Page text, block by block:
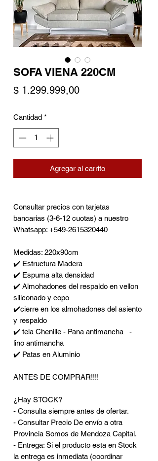
SOFA VIENA 220CM
$ 1.299.999,00Precio
Cantidad *
Agregar al carrito
Consultar precios con tarjetas
bancarias (3-6-12 cuotas) a nuestro
Whatsapp: +549-2615320440
Medidas: 220x90cm
✔️ Estructura Madera
✔️ Espuma alta densidad
✔️ Almohadones del respaldo en vellon
siliconado y copo
✔️cierre en los almohadones del asiento
y respaldo
✔️ tela Chenille - Pana antimancha -
lino antimancha
✔️ Patas en Aluminio
ANTES DE COMPRAR!!!!
¿Hay STOCK?
- Consulta siempre antes de ofertar.
- Consultar Precio De envío a otra
Provincia Somos de Mendoza Capital.
- Entrega: Si el producto esta en Stock
la entrega es inmediata (coordinar